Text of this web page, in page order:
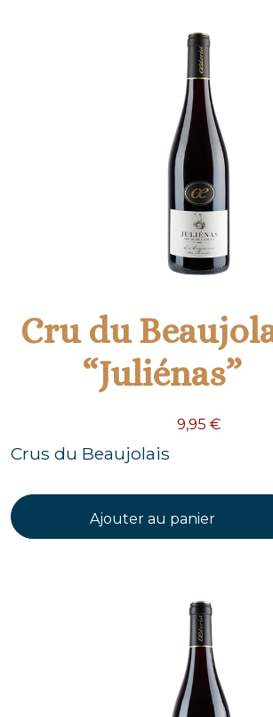
Cru du
“Juliénas”
9,95 €
Crus du Beaujolais
Ajouter au panier